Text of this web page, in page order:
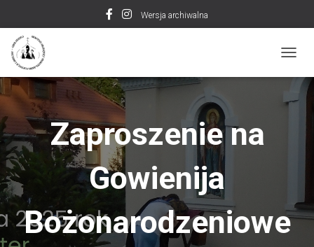
Wersja archiwalna
R
E
I
G
Zaproszenie na
Gowienija
Bożonarodzeniowe